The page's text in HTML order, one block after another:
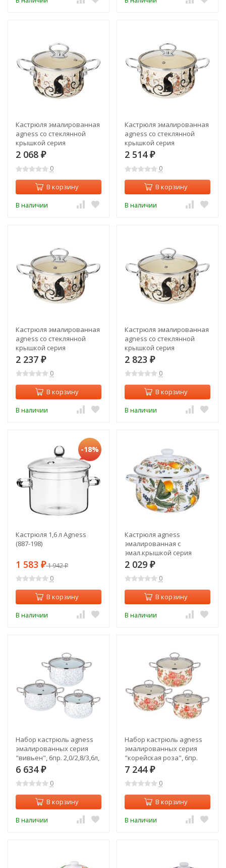
Кастрюля эмалированная
agness со стеклянной
крышкой серия
"парижские коты", 1.5 л,
2 068 ₽
0
В корзину
В наличии
Кастрюля эмалированная
agness со стеклянной
крышкой серия
"парижские коты", 2.8 л,
2 514 ₽
0
В корзину
В наличии
Кастрюля эмалированная
agness со стеклянной
крышкой серия
"парижские коты", 2.0 л,
18*11 см Agness (915-151)
2 237 ₽
0
В корзину
В наличии
Кастрюля эмалированная
agness со стеклянной
крышкой серия
"парижские коты", 3.6 л,
22*13 см Agness (915-153)
2 823 ₽
0
В корзину
В наличии
-18%
Кастрюля 1,6 л Agness
(887-198)
1 583 ₽1 942₽
0
В корзину
В наличии
Кастрюля agness
эмалированная с
эмал.крышкой серия
"фруктовая корзина", 5.0
л, 24*14 см Agness (934-584)
2 029 ₽
0
В корзину
В наличии
Набор кастрюль agness
эмалированных серия
"вивьен", 6пр. 2,0/2,8/3,6л,
18х11/20х12/22х13см
Agness (934-716)
6 634 ₽
0
В корзину
В наличии
Набор кастрюль agness
эмалированных серия
"корейская роза", 6пр.
2,0/2,8/3,6л,18х11/20х12/22х13см
Agness (934-717)
7 244 ₽
0
В корзину
В наличии